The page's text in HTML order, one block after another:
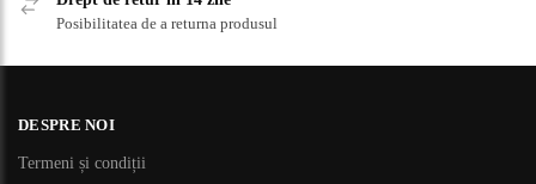
Posibilitatea de a returna produsul
DESPRE NOI
Termeni și condiții